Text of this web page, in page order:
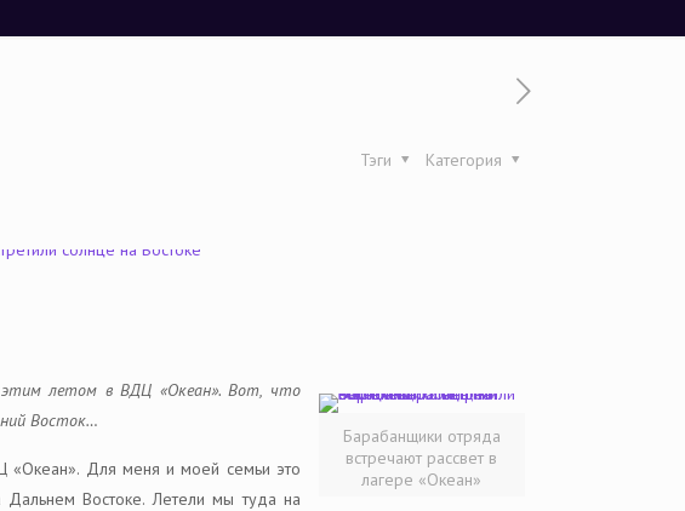
Категория
Тэги
Барабанщики отряда
встречают рассвет в
лагере «Океан»
этим летом в ВДЦ «Океан». Вот, что
Восток…
«Океан». Для меня и моей семьи это
Востоке. Летели мы туда на